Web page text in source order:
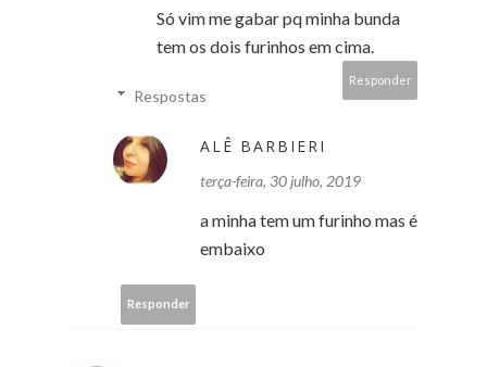
Só vim me gabar pq minha bunda
tem os dois furinhos em cima.
Responder
Respostas
ALÊ BARBIERI
terça-feira, 30 julho, 2019
a minha tem um furinho mas é
embaixo
Responder